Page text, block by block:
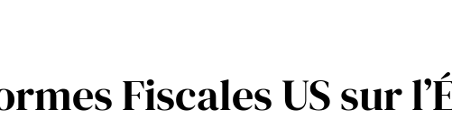
Fiscales US sur